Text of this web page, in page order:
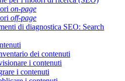
on-page
off-page
di diagnostica SEO: Search
dei contenuti
i contenuti
i contenuti